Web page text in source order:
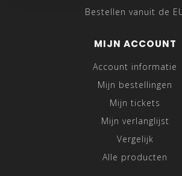
Bestellen vanuit de
MIJN ACCOUNT
Account informatie
Mijn bestellingen
Mijn tickets
Mijn verlanglijst
Vergelijk
Alle producten